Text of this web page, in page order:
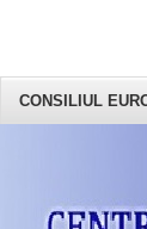
CONSILIUL